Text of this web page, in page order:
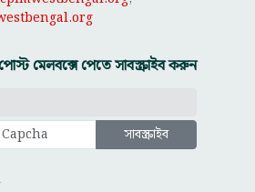
মেলবক্সে পেতে সাবস্ক্রাইব করুন